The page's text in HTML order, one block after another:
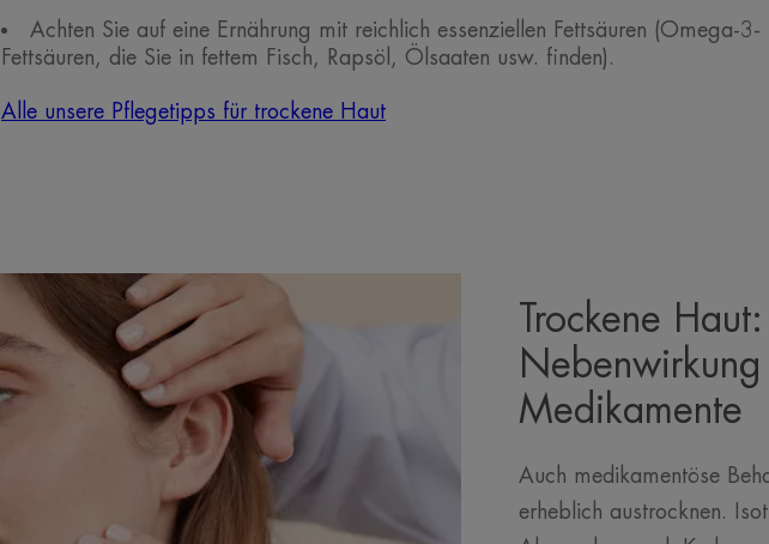
Achten Sie auf eine Ernährung mit reichlich essenziellen Fettsäuren (Omega-
Fettsäuren, die Sie in fettem Fisch, Rapsöl, Ölsaaten usw. finden).
Alle unsere Pflegetipps für trockene Haut
Trockene
Medikamente
Auch medikamentöse
erheblich austrocknen.